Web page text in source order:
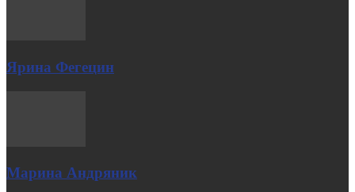
Ярина Фегецин
Марина Андряник